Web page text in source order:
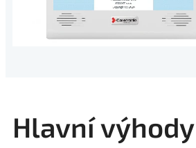
Hlavní výhody